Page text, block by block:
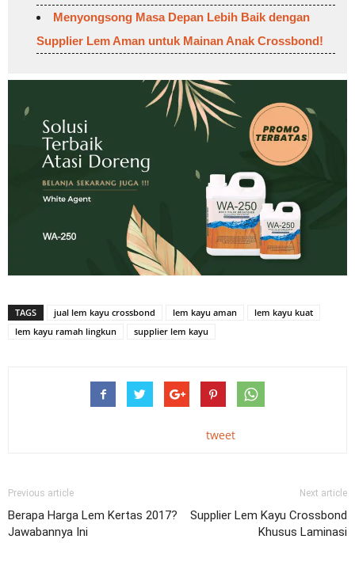
Menyongsong Masa Depan Lebih Baik dengan
Supplier Lem Aman untuk Mainan Anak Crossbond!
TAGS jual lem kayu crossbond lem kayu aman
lem kayu kuat
lem kayu ramah lingkun
supplier lem kayu
tweet
Previous article
Berapa Harga Lem Kertas 2017?
Jawabannya Ini
Next article
Supplier Lem Kayu Crossbond
Khusus Laminasi